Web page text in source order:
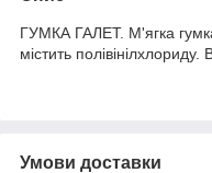
ГУМКА ГАЛЕТ. М'ягка
містить полівінілхлориду.
Умови доставки